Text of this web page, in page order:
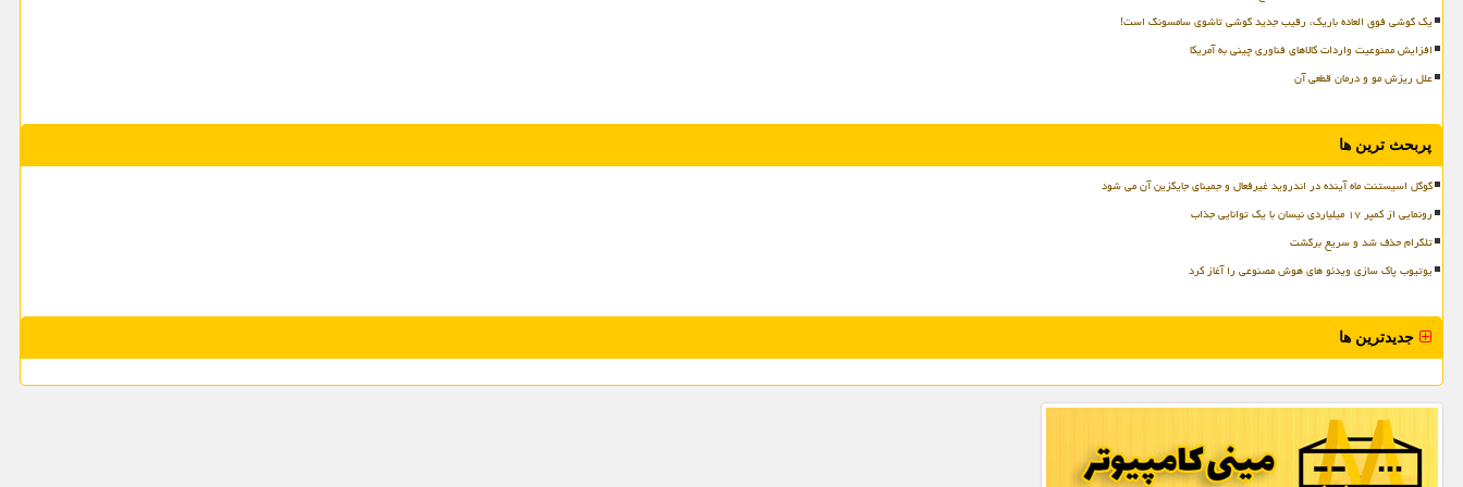
یک گوشی فوق العاده باریک، رقیب جدید گوشی تاشوی سامسونگ است!
افزایش ممنوعیت واردات کالاهای فناوری چینی به آمریکا
علل ریزش مو و درمان قطعی آن
پربحث ترین ها
گوگل اسیستنت ماه آینده در اندروید غیرفعال و جمینای جایگزین آن می شود
رونمایی از کمپر ۱۷ میلیاردی نیسان با یک توانایی جذاب
تلگرام حذف شد و سریع برگشت
یوتیوب پاک سازی ویدئو های هوش مصنوعی را آغاز کرد
جدیدترین ها